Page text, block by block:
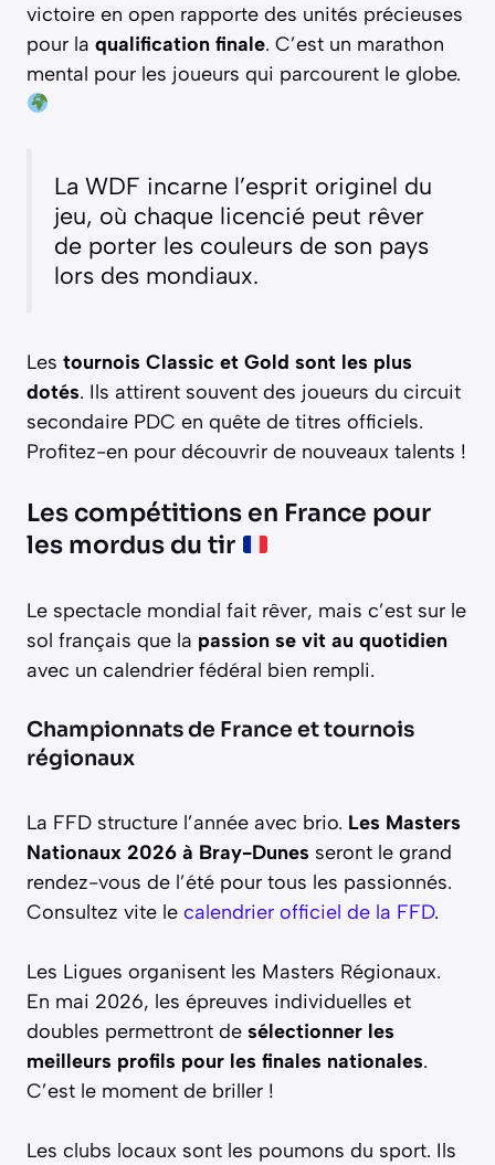
victoire en open rapporte des unités précieuses
pour la qualification finale. C’est un marathon
mental pour les joueurs qui parcourent le globe.
La WDF incarne l’esprit originel du
jeu, où chaque licencié peut rêver
de porter les couleurs de son pays
lors des mondiaux.
Les tournois Classic et Gold sont les plus
dotés. Ils attirent souvent des joueurs du circuit
secondaire PDC en quête de titres officiels.
Profitez-en pour découvrir de nouveaux talents !
Les compétitions en France pour
les mordus du tir
Le spectacle mondial fait rêver, mais c’est sur le
sol français que la passion se vit au quotidien
avec un calendrier fédéral bien rempli.
Championnats de France et tournois
régionaux
La FFD structure l’année avec brio. Les Masters
Nationaux 2026 à Bray-Dunes seront le grand
rendez-vous de l’été pour tous les passionnés.
Consultez vite le calendrier officiel de la FFD.
Les Ligues organisent les Masters Régionaux.
En mai 2026, les épreuves individuelles et
doubles permettront de sélectionner les
meilleurs profils pour les finales nationales.
C’est le moment de briller !
Les clubs locaux sont les poumons du sport. Ils